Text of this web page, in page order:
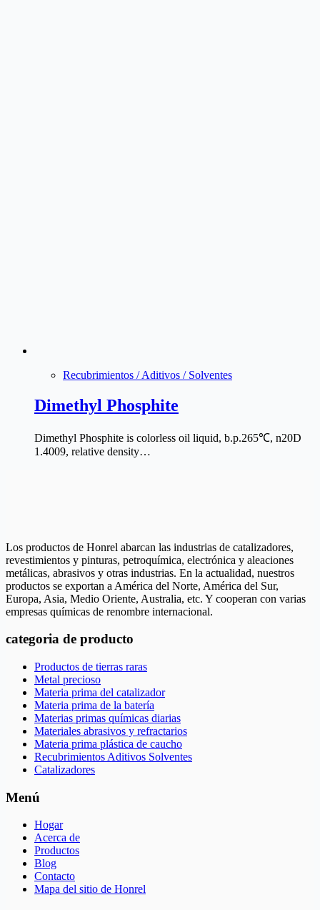
Recubrimientos / Aditivos / Solventes
Dimethyl Phosphite
Dimethyl Phosphite is colorless oil liquid, b.p.265℃, n20D
1.4009, relative density…
Los productos de Honrel abarcan las industrias de catalizadores,
revestimientos y pinturas, petroquímica, electrónica y aleaciones
metálicas, abrasivos y otras industrias. En la actualidad, nuestros
productos se exportan a América del Norte, América del Sur,
Europa, Asia, Medio Oriente, Australia, etc. Y cooperan con varias
empresas químicas de renombre internacional.
categoria de producto
Productos de tierras raras
Metal precioso
Materia prima del catalizador
Materia prima de la batería
Materias primas químicas diarias
Materiales abrasivos y refractarios
Materia prima plástica de caucho
Recubrimientos Aditivos Solventes
Catalizadores
Menú
Hogar
Acerca de
Productos
Blog
Contacto
Mapa del sitio de Honrel